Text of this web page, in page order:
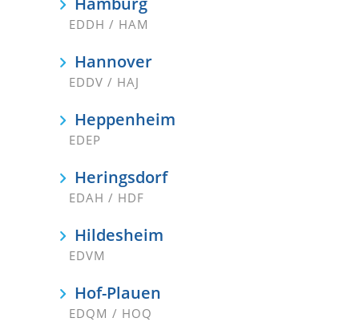
EDDH / HAM
Hannover
EDDV / HAJ
Heppenheim
EDEP
Heringsdorf
EDAH / HDF
Hildesheim
EDVM
Hof-Plauen
EDQM / HOQ